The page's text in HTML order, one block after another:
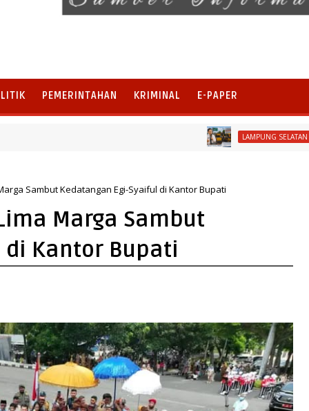
PEMERINTAHAN KRIMINAL E-PAPER
LAMPUNG SELATAN
Sambut Kedatangan Egi-Syaiful di Kantor Bupati
Marga Sambut
di Kantor Bupati